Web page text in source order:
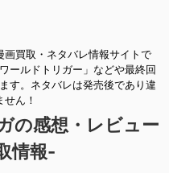
買取・ネタバレ情報サイトで
ールドトリガー」などや最終回
す。ネタバレは発売後であり違
ん！
の感想・レビュー
情報-